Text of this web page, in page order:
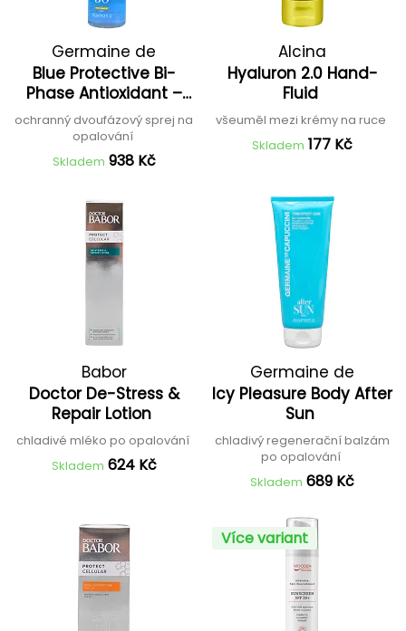
Germaine de
Capuccini
Blue Protective Bi-
Phase Antioxidant –
SPF30
ochranný dvoufázový sprej na
opalování
Skladem 938 Kč
Alcina
Hyaluron 2.0 Hand-
Fluid
všeuměl mezi krémy na ruce
Skladem 177 Kč
Babor
Doctor De-Stress &
Repair Lotion
chladivé mléko po opalování
Skladem 624 Kč
Germaine de
Capuccini
Icy Pleasure Body After
Sun
chladivý regenerační balzám
po opalování
Skladem 689 Kč
Více variant